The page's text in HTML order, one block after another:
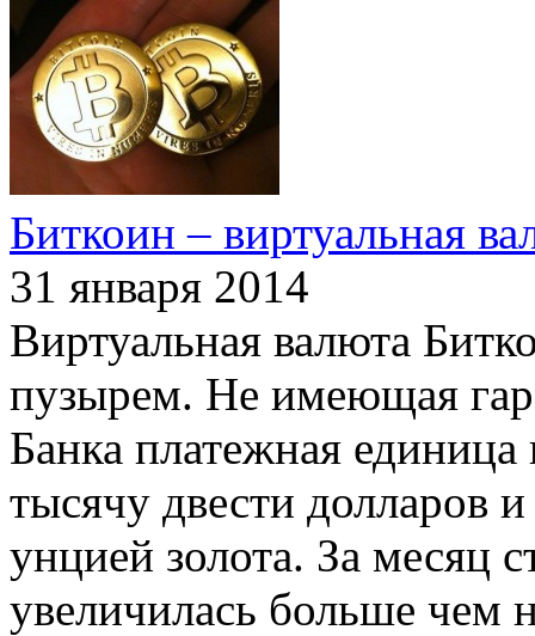
Биткоин – виртуальная
31 января 2014
Виртуальная валюта
пузырем. Не имеющая
Банка платежная
тысячу двести долларов
унцией золота. За месяц
увеличилась больше чем